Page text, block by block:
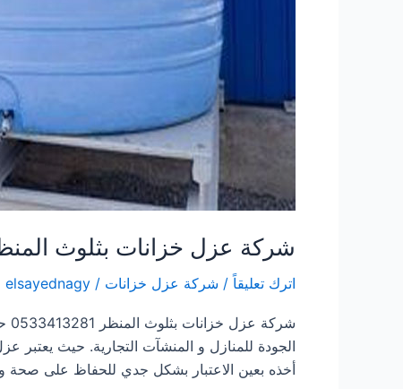
شركة عزل خزانات بثلوث
اترك تعليقاً / شركة عزل خزانات /
elsayednagy
الجودة للمنازل و المنشآت التجارية. حيث يعتبر
أخذه بعين الاعتبار بشكل جدي للحفاظ على صحة